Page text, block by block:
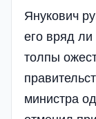
Янукович
его вряд
толпы
министра